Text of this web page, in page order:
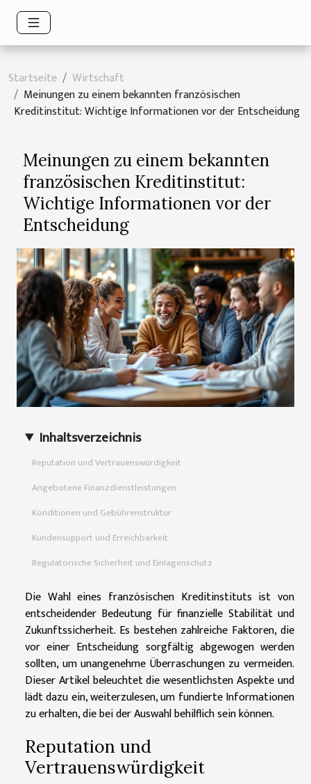
Startseite
Wirtschaft
Meinungen zu einem bekannten französischen
Kreditinstitut: Wichtige Informationen vor der Entscheidung
Meinungen zu einem bekannten
französischen Kreditinstitut:
Wichtige Informationen vor der
Entscheidung
Inhaltsverzeichnis
Reputation und Vertrauenswürdigkeit
Angebotene Finanzdienstleistungen
Konditionen und Gebührenstruktur
Kundensupport und Erreichbarkeit
Regulatorische Sicherheit und Einlagenschutz
Die Wahl eines französischen Kreditinstituts ist von
entscheidender Bedeutung für finanzielle Stabilität und
Zukunftssicherheit. Es bestehen zahlreiche Faktoren, die
vor einer Entscheidung sorgfältig abgewogen werden
sollten, um unangenehme Überraschungen zu vermeiden.
Dieser Artikel beleuchtet die wesentlichsten Aspekte und
lädt dazu ein, weiterzulesen, um fundierte Informationen
zu erhalten, die bei der Auswahl behilflich sein können.
Reputation und
Vertrauenswürdigkeit